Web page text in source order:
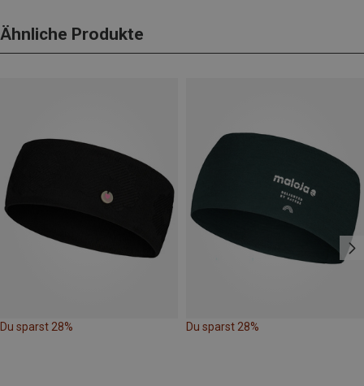
Ähnliche Produkte
Du sparst 28% Du sparst 28%